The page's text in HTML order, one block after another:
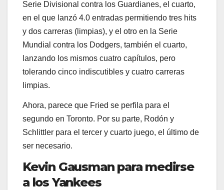
Serie Divisional contra los Guardianes, el cuarto,
en el que lanzó 4.0 entradas permitiendo tres hits
y dos carreras (limpias), y el otro en la Serie
Mundial contra los Dodgers, también el cuarto,
lanzando los mismos cuatro capítulos, pero
tolerando cinco indiscutibles y cuatro carreras
limpias.
Ahora, parece que Fried se perfila para el
segundo en Toronto. Por su parte, Rodón y
Schlittler para el tercer y cuarto juego, el último de
ser necesario.
Kevin Gausman para medirse
a los Yankees